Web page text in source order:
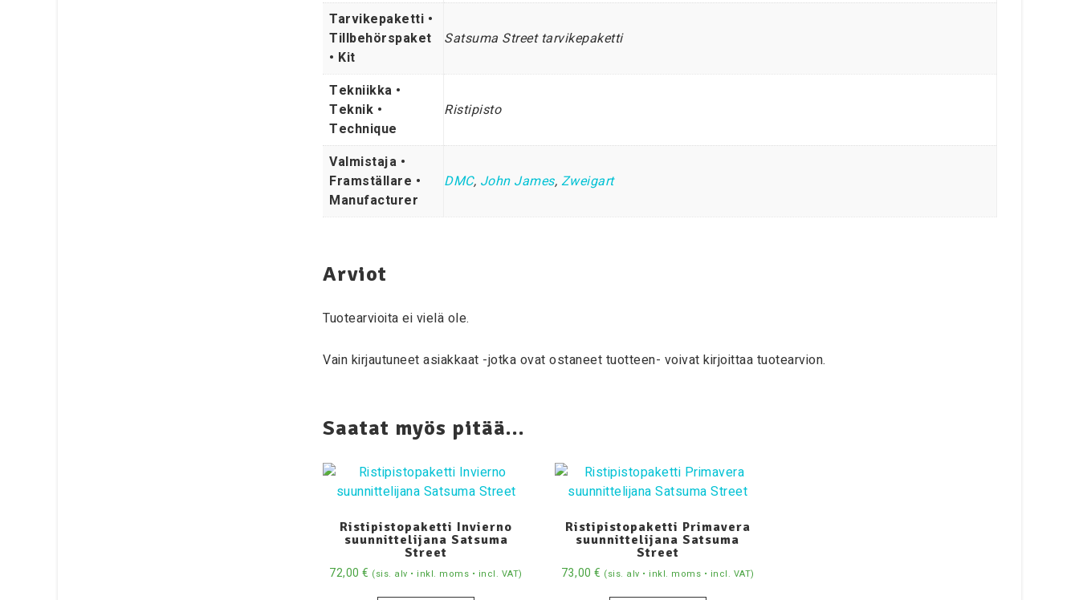
Tarvikepaketti •
Tillbehörspaket
• Kit
Satsuma Street tarvikepaketti
Tekniikka •
Teknik •
Technique
Ristipisto
Valmistaja •
Framställare •
Manufacturer
DMC, John James, Zweigart
Arviot
Tuotearvioita ei vielä ole.
Vain kirjautuneet asiakkaat -jotka ovat ostaneet tuotteen- voivat kirjoittaa tuotearvion.
Saatat myös pitää...
Ristipistopaketti Invierno
suunnittelijana Satsuma
Street
72,00€ (sis. alv • inkl. moms • incl. VAT)
Ristipistopaketti Primavera
suunnittelijana Satsuma
Street
73,00€ (sis. alv • inkl. moms • incl. VAT)